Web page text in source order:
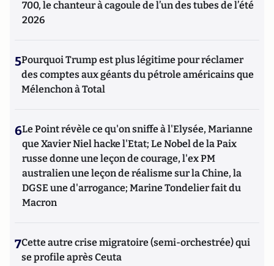
700, le chanteur à cagoule de l’un des tubes de l’été
2026
5Pourquoi Trump est plus légitime pour réclamer
des comptes aux géants du pétrole américains que
Mélenchon à Total
6Le Point révèle ce qu'on sniffe à l'Elysée, Marianne
que Xavier Niel hacke l'Etat; Le Nobel de la Paix
russe donne une leçon de courage, l'ex PM
australien une leçon de réalisme sur la Chine, la
DGSE une d'arrogance; Marine Tondelier fait du
Macron
7Cette autre crise migratoire (semi-orchestrée) qui
se profile après Ceuta